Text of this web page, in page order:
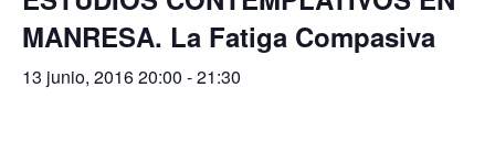
MANRESA. La Fatiga Compasiva
13 junio, 2016 20:00 -21:30